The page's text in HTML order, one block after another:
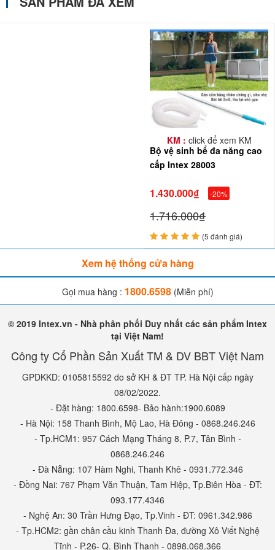
KM : click để xem KM
Bộ vệ sinh bể đa năng cao
cấp Intex 28003
1.430.000₫ -20%
1.716.000₫
(5 đánh giá)
Xem hệ thống cửa hàng
Gọi mua hàng : 1800.6598(Miễn phí)
© 2019 Intex.vn - Nhà phân phối Duy nhất các sản phẩm Intex
tại Việt Nam!
Công ty Cổ Phần Sản Xuất TM & DV BBT Việt Nam
GPDKKD: 0105815592 do sở KH & ĐT TP. Hà Nội cấp ngày
08/02/2022.
- Đặt hàng: 1800.6598- Bảo hành:1900.6089
- Hà Nội: 158 Thanh Bình, Mộ Lao, Hà Đông - 0868.246.246
- Tp.HCM1: 957 Cách Mạng Tháng 8, P.7, Tân Bình -
0868.246.246
- Đà Nẵng: 107 Hàm Nghi, Thanh Khê - 0931.772.346
- Đồng Nai: 767 Phạm Văn Thuận, Tam Hiệp, Tp.Biên Hòa - ĐT:
093.177.4346
- Nghệ An: 30 Trần Hưng Đạo, Tp.Vinh - ĐT: 0961.342.986
- Tp.HCM2: gần chân cầu kinh Thanh Đa, đường Xô Viết Nghệ
Tĩnh - P.26- Q. Bình Thạnh - 0898.068.366